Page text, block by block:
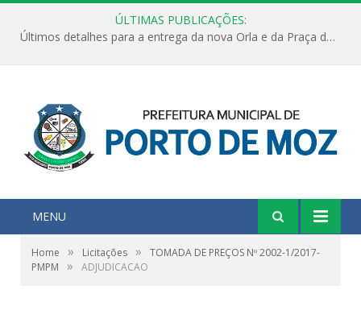
ÚLTIMAS PUBLICAÇÕES:
Últimos detalhes para a entrega da nova Orla e da Praça do Praião
MENU
Home » Licitações »
TOMADA DE PREÇOS Nº 2002-1/2017-
PMPM
» ADJUDICACAO